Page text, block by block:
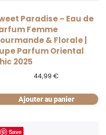
Paradise – Eau de
Femme
& Florale |
Parfum Oriental
2025
44,99€
Ajouter au panier
Save